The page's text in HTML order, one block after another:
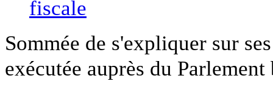
Sommée de s'expliquer sur
exécutée auprès du